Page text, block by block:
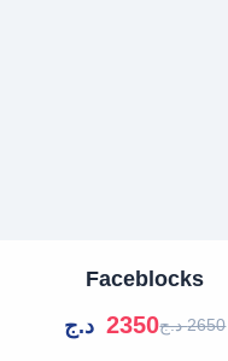
Faceblocks
2650 د.ج 2350 د.ج